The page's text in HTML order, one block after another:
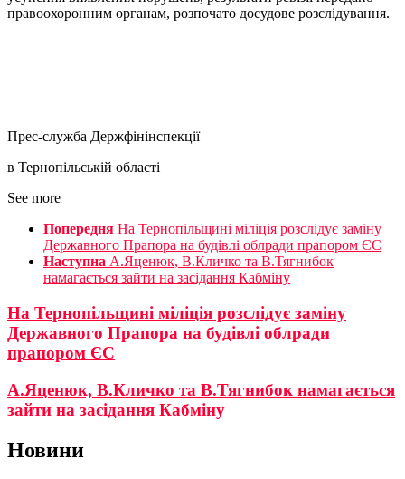
правоохоронним органам, розпочато досудове розслідування.
Прес-служба Держфінінспекції
в Тернопільській області
See more
Попередня На Тернопільщині міліція розслідує заміну
Державного Прапора на будівлі облради прапором ЄС
Наступна А.Яценюк, В.Кличко та В.Тягнибок
намагається зайти на засідання Кабміну
На Тернопільщині міліція розслідує заміну
Державного Прапора на будівлі облради
прапором ЄС
А.Яценюк, В.Кличко та В.Тягнибок намагається
зайти на засідання Кабміну
Новини